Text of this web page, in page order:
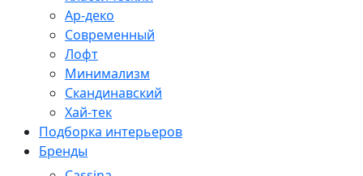
Ар-деко
Современный
Лофт
Минимализм
Скандинавский
Хай-тек
Подборка интерьеров
Бренды